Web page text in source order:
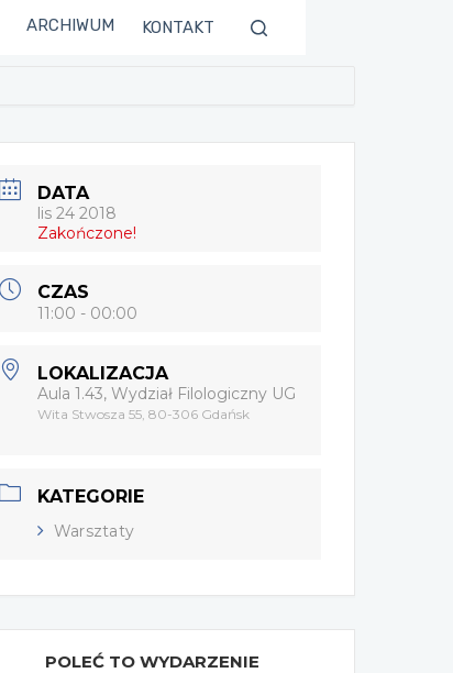
ARCHIWUM KONTAKT
DATA
lis 24 2018
Zakończone!
CZAS
11:00 - 00:00
LOKALIZACJA
Aula 1.43, Wydział Filologiczny UG
Wita Stwosza 55, 80-306 Gdańsk
KATEGORIE
Warsztaty
POLEĆ TO WYDARZENIE